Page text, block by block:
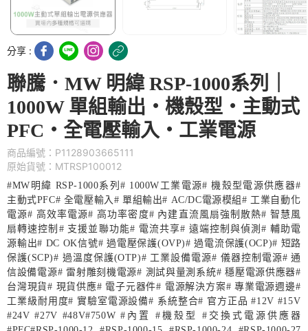
分享 :
聯騰．MW 明緯 RSP-1000系列｜
1000W 單組輸出・機殼型・主動式
PFC・全電壓輸入・工業電源
商品編號：P1128903665111
原始貨號：MTRSP100012
#MW明緯 RSP-1000系列# 1000W工業電源# 機殼型電源供應器#
主動式PFC# 全電壓輸入# 單組輸出# AC/DC電源模組# 工業自動化
電源# 高效率電源# 高功率密度# 內建直流風扇強制散熱# 智慧風
扇轉速控制# 支援並聯功能# 電流共享# 遠端控制與偵測# 輔助電
源輸出# DC OK信號# 過電壓保護(OVP)# 過電流保護(OCP)# 短路
保護(SCP)# 過溫度保護(OTP)# 工業設備電源# 儀器控制電源# 通
信設備電源# 雷射雕刻機電源# 測試與量測系統# 穩壓電源供應器#
台灣現貨# 現貨供應# 電子元器件# 電源解決方案# 專業電源週邊#
工業級耐用度# 實驗室電源設備# 系統整合# 官方正品 #12V #15V
#24V #27V #48V#750W #內置 #機殼型 #交換式電源供應器